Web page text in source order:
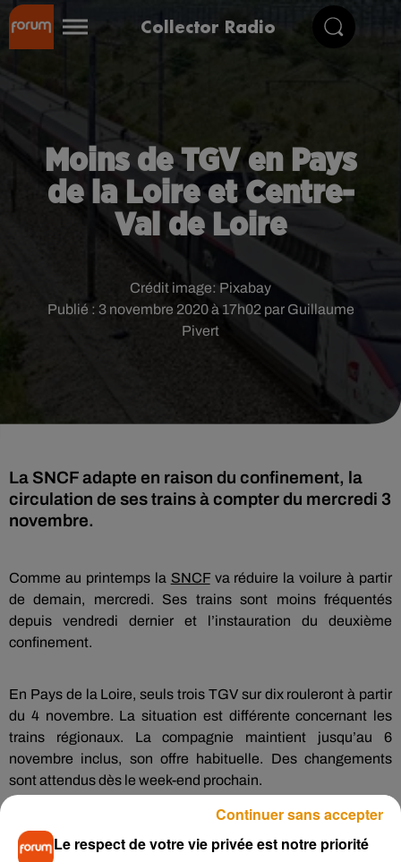
Collector Radio
Moins de TGV en Pays
de la Loire et Centre-
Val de Loire
Publié : 3 novembre 2020 à 17h02 par Guillaume
Pivert
Crédit image: Pixabay
La SNCF adapte en raison du confinement, la
circulation de ses trains à compter du mercredi 3
novembre.
Comme au printemps la SNCFva réduire la voilure à partir
de demain, mercredi. Ses trains sont moins fréquentés
depuis vendredi dernier et l’instauration du deuxième
confinement.
En Pays de la Loire, seuls trois TGV sur dix rouleront à partir
du 4 novembre. La situation est différente concernant les
trains régionaux. La compagnie maintient jusqu’au 6
novembre inclus, son offre habituelle. Des changements
sont attendus dès le week-end prochain.
En Centre-Val de Loire, le trafic va aussi être allégé. Dès
jeudi, au départ de Tours, il n’y aura plus que huit allers-
retours en direction de Paris, contre quatorze en temps
Le respect de votre vie privée est notre priorité
Continuer sans accepter